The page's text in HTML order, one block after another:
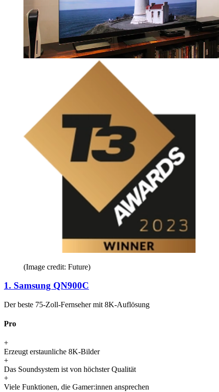
(Image credit: Future)
1. Samsung QN900C
Der beste 75-Zoll-Fernseher mit 8K-Auflösung
Pro
+
Erzeugt erstaunliche 8K-Bilder
+
Das Soundsystem ist von höchster Qualität
+
Viele Funktionen, die Gamer:innen ansprechen